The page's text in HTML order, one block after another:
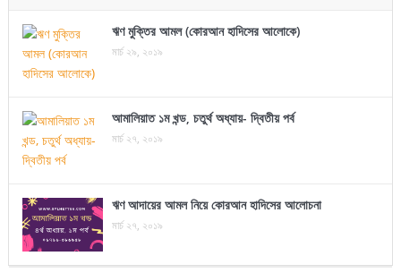
ঋণ মুক্তির আমল (কোরআন হাদিসের আলোকে)
মার্চ ২৯, ২০১৯
আমালিয়াত ১ম খন্ড, চতুর্থ অধ্যায়- দ্বিতীয় পর্ব
মার্চ ২৭, ২০১৯
ঋণ আদায়ের আমল নিয়ে কোরআন হাদিসের আলোচনা
মার্চ ২৭, ২০১৯